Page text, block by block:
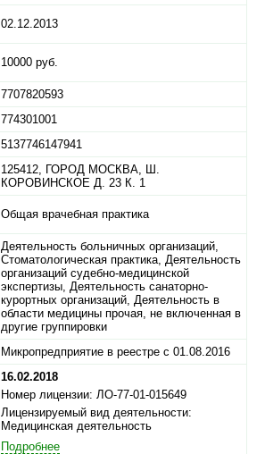
02.12.2013
10000 руб.
7707820593
774301001
5137746147941
125412, ГОРОД МОСКВА, Ш.
КОРОВИНСКОЕ Д. 23 К. 1
Общая врачебная практика
Деятельность больничных организаций,
Стоматологическая практика, Деятельность
организаций судебно-медицинской
экспертизы, Деятельность санаторно-
курортных организаций, Деятельность в
области медицины прочая, не включенная в
другие группировки
Микропредприятие в реестре с 01.08.2016
16.02.2018
Номер лицензии: ЛО-77-01-015649
Лицензируемый вид деятельности:
Медицинская деятельность
Подробнее